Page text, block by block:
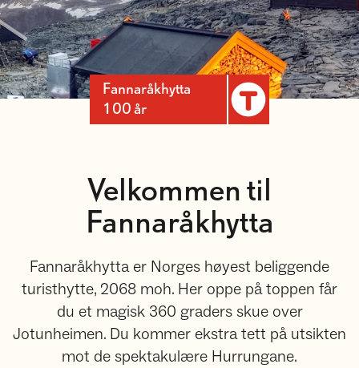
Fannaråkhytta
100 år
Velkommen til
Fannaråkhytta
Fannaråkhytta er Norges høyest beliggende
turisthytte, 2068 moh. Her oppe på toppen får
du et magisk 360 graders skue over
Jotunheimen. Du kommer ekstra tett på utsikten
mot de spektakulære Hurrungane.